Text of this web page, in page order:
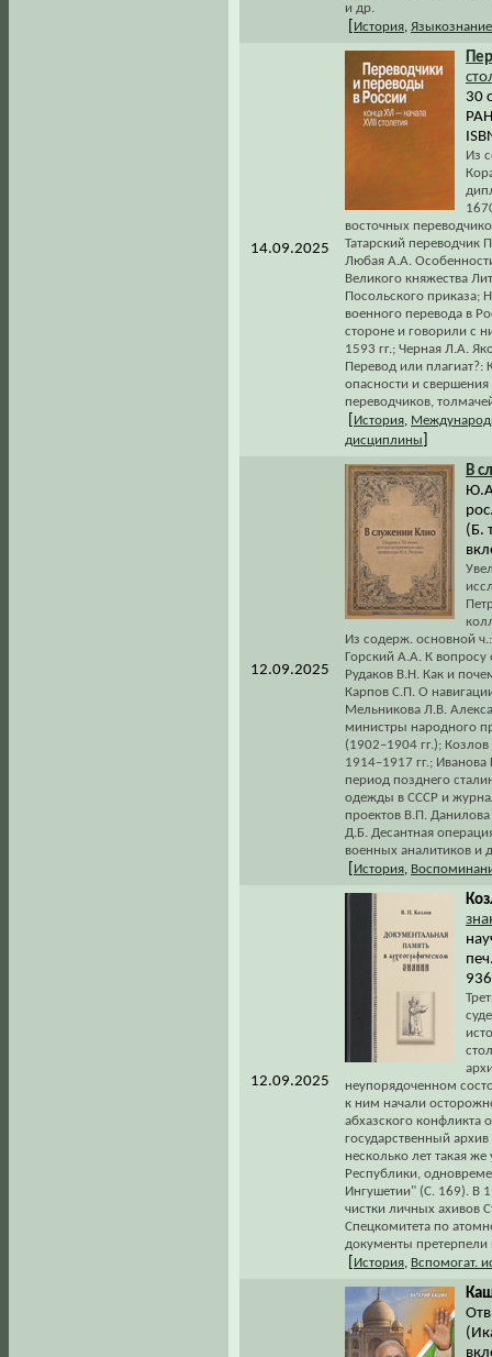
и др.
История, Языкознание
14.09.2025
30
Из
восточных
Татарский переводчик
Любая А.А.
Великого княжества
Посольского
военного перевода в
стороне и говорили с
1593 гг.; Черная Л.А.
Перевод или плагиат?:
опасности и
переводчиков,
История,
дисциплины
12.09.2025
В
(Б.
Из содерж. основной
Горский А.А. К вопросу
Рудаков В.Н. Как и
Карпов С.П. О
Мельникова Л.В.
министры народного
(1902–1904 гг.);
1914–1917 гг.; Иванова
период позднего
одежды в СССР и
проектов В.П.
Д.Б. Десантная
военных аналитиков и
История,
12.09.2025
неупорядоченном
к ним начали
абхазского конфликта
государственный
несколько лет такая
Республики,
Ингушетии" (С. 169). В
чистки личных ахивов
Спецкомитета по
документы претерпели
История, Вспомогат.